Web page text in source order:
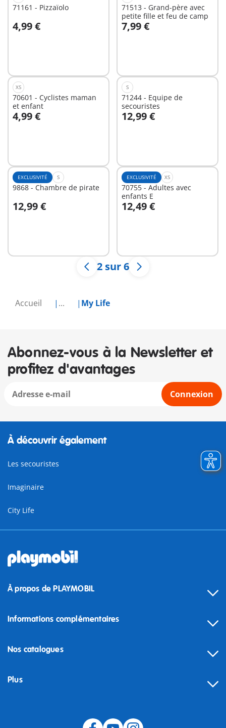
Accueil ... My Life
71161 - Pizzaïolo
4,99 €
Au panier
71513 - Grand-père avec
petite fille et feu de camp
7,99 €
Au panier
XS
70601 - Cyclistes maman
et enfant
4,99 €
Au panier
S
71244 - Equipe de
secouristes
12,99 €
Au panier
EXCLUSIVITÉ S
9868 - Chambre de pirate
12,99 €
Au panier
EXCLUSIVITÉ XS
70755 - Adultes avec
enfants E
12,49 €
Au panier
2 sur 6
Abonnez-vous à la Newsletter et
profitez d'avantages
Connexion
À découvrir également
Les secouristes
Imaginaire
City Life
À propos de PLAYMOBIL
Informations complémentaires
Nos catalogues
Plus